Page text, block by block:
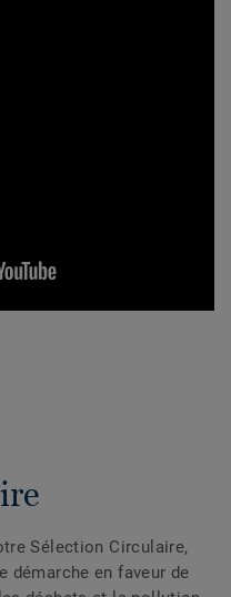
Sélection Circulaire,
démarche en faveur de